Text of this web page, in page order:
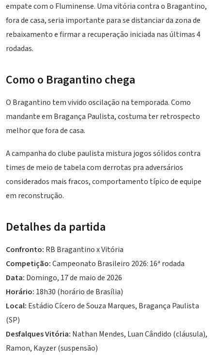
empate com o Fluminense. Uma vitória contra o Bragantino,
fora de casa, seria importante para se distanciar da zona de
rebaixamento e firmar a recuperação iniciada nas últimas 4
rodadas.
Como o Bragantino chega
O Bragantino tem vivido oscilação na temporada. Como
mandante em Bragança Paulista, costuma ter retrospecto
melhor que fora de casa.
A campanha do clube paulista mistura jogos sólidos contra
times de meio de tabela com derrotas pra adversários
considerados mais fracos, comportamento típico de equipe
em reconstrução.
Detalhes da partida
Confronto: RB Bragantino x Vitória
Competição:Campeonato Brasileiro 2026: 16ª rodada
Data: Domingo, 17 de maio de 2026
Horário: 18h30 (horário de Brasília)
Local: Estádio Cícero de Souza Marques, Bragança Paulista
(SP)
Desfalques Vitória: Nathan Mendes, Luan Cândido (cláusula),
Ramon, Kayzer (suspensão)